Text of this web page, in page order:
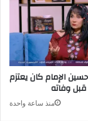
الإمام كان يعتزم
قبل وفاته
منذ ساعة واحدة